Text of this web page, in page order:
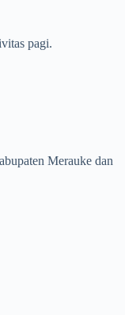
pagi.
Merauke dan